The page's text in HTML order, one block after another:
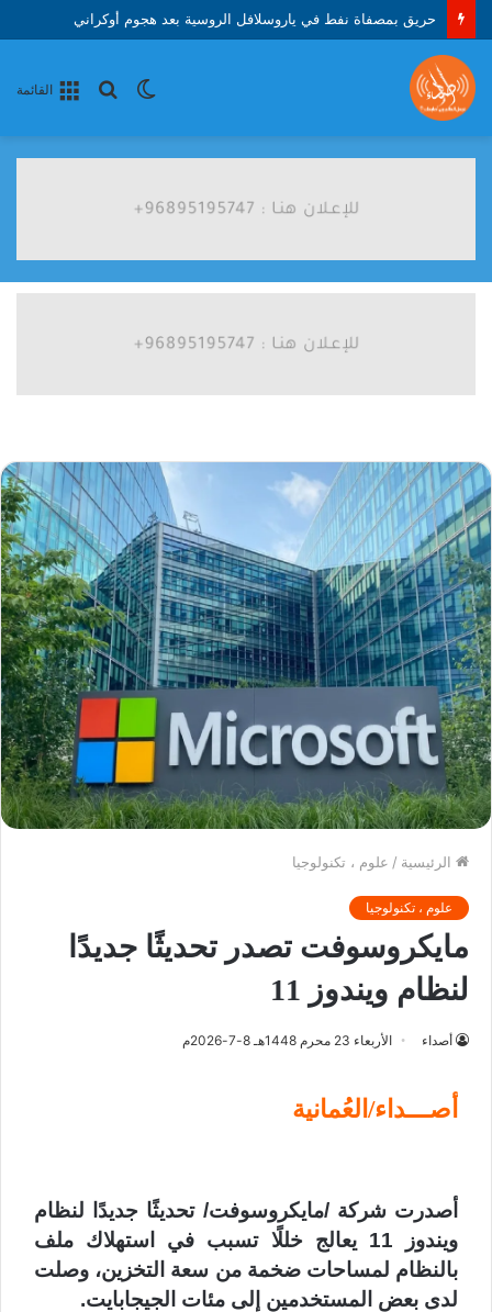
حريق بمصفاة نفط في ياروسلافل الروسية بعد هجوم أوكراني
القائمة
بحث الوضع
الرئيسية / علوم ، تكنولوجيا
علوم ، تكنولوجيا
مايكروسوفت تصدر تحديثًا جديدًا
لنظام ويندوز 11
أصداء الأربعاء 23 محرم 1448هـ 8-7-2026م
أصـــداء/العُمانية
أصدرت شركة /مايكروسوفت/ تحديثًا جديدًا لنظام
ويندوز 11 يعالج خللًا تسبب في استهلاك ملف
بالنظام لمساحات ضخمة من سعة التخزين، وصلت
لدى بعض المستخدمين إلى مئات الجيجابايت.